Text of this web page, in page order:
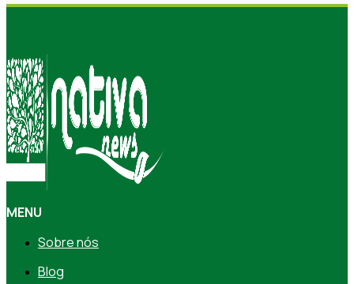
MENU
Sobre nós
Blog